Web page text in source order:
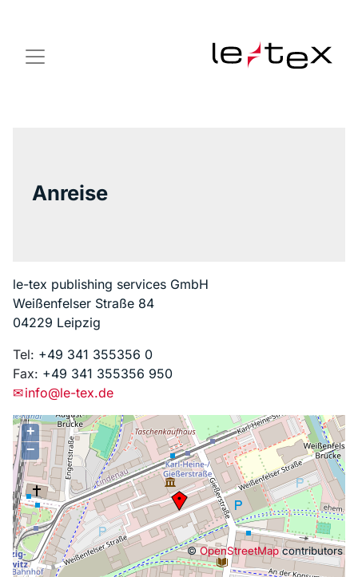
Anreise
le-tex publishing services GmbH
Weißenfelser Straße 84
04229 Leipzig
Tel: +49 341 355356 0
Fax: +49 341 355356 950
✉info@le-tex.de
+
−
©OpenStreetMapcontributors